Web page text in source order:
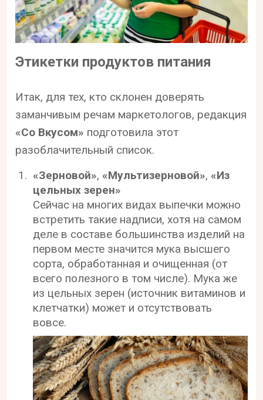
Этикетки продуктов питания
Итак, для тех, кто склонен доверять
заманчивым речам маркетологов, редакция
«Со Вкусом» подготовила этот
разоблачительный список.
«Зерновой», «Мультизерновой», «Из
цельных зерен»
Сейчас на многих видах выпечки можно
встретить такие надписи, хотя на самом
деле в составе большинства изделий на
первом месте значится мука высшего
сорта, обработанная и очищенная (от
всего полезного в том числе). Мука же
из цельных зерен (источник витаминов и
клетчатки) может и отсутствовать
вовсе.